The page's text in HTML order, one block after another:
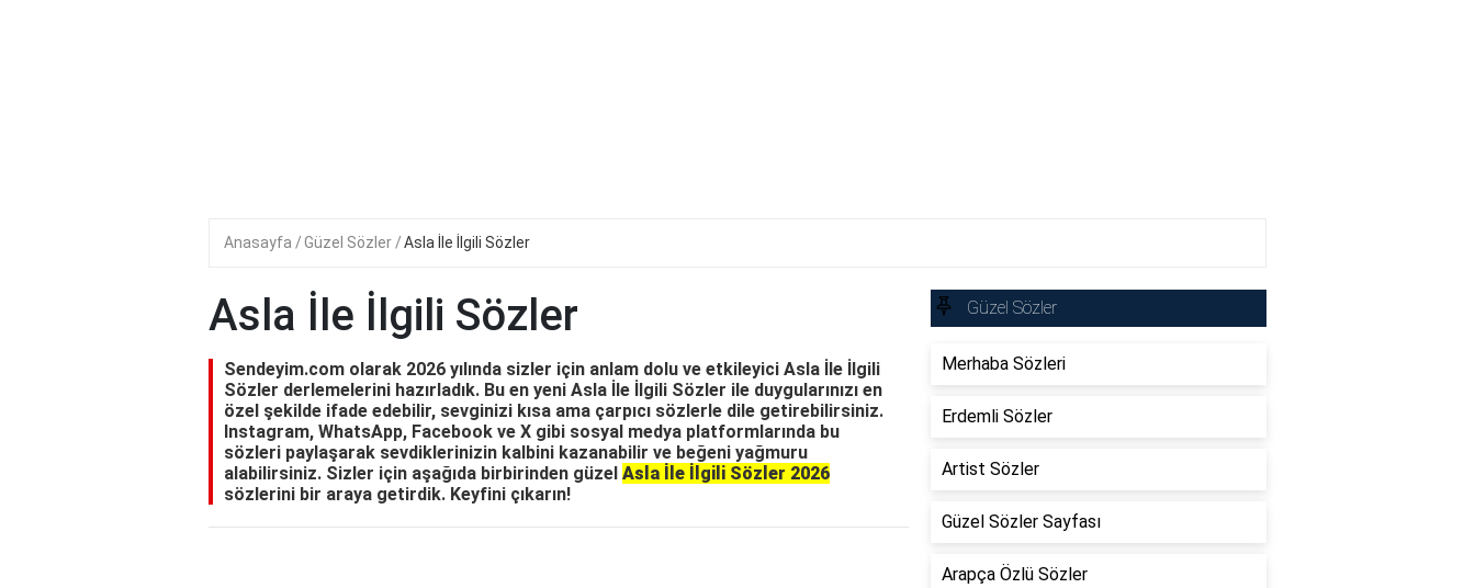
Anasayfa Güzel Sözler Asla İle İlgili Sözler
Asla İle İlgili Sözler
Sendeyim.com olarak 2026 yılında sizler için anlam dolu ve etkileyici Asla İle İlgili
Sözler derlemelerini hazırladık. Bu en yeni Asla İle İlgili Sözler ile duygularınızı en
özel şekilde ifade edebilir, sevginizi kısa ama çarpıcı sözlerle dile getirebilirsiniz.
Instagram, WhatsApp, Facebook ve X gibi sosyal medya platformlarında bu
sözleri paylaşarak sevdiklerinizin kalbini kazanabilir ve beğeni yağmuru
alabilirsiniz. Sizler için aşağıda birbirinden güzel Asla İle İlgili Sözler 2026
sözlerini bir araya getirdik. Keyfini çıkarın!
Güzel Sözler
Merhaba Sözleri
Erdemli Sözler
Artist Sözler
Güzel Sözler Sayfası
Arapça Özlü Sözler